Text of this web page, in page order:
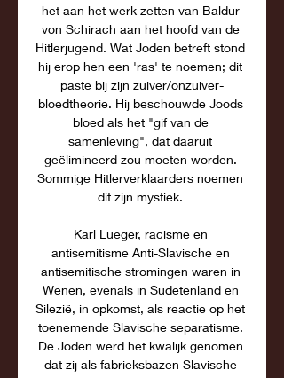
het aan het werk zetten van Baldur
von Schirach aan het hoofd van de
Hitlerjugend. Wat Joden betreft stond
hij erop hen een 'ras' te noemen; dit
paste bij zijn zuiver/onzuiver-
bloedtheorie. Hij beschouwde Joods
bloed als het "gif van de
samenleving", dat daaruit
geëlimineerd zou moeten worden.
Sommige Hitlerverklaarders noemen
dit zijn mystiek.
Karl Lueger, racisme en
antisemitisme Anti-Slavische en
antisemitische stromingen waren in
Wenen, evenals in Sudetenland en
Silezië, in opkomst, als reactie op het
toenemende Slavische separatisme.
De Joden werd het kwalijk genomen
dat zij als fabrieksbazen Slavische